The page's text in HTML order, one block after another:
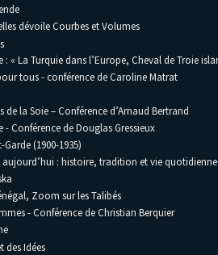
dévoile Courbes et Volumes
: « La Turquie dans l’Europe, Cheval de Troie
tous - conférence de Caroline Matrat
de la Soie – Conférence d’Arnaud Bertrand
- Conférence de Douglas Gressieux
Garde (1900-1935)
aujourd’hui : histoire, tradition et vie quotidienne
Zoom sur les Talibés
- Conférence de Christian Berquier
des Idées